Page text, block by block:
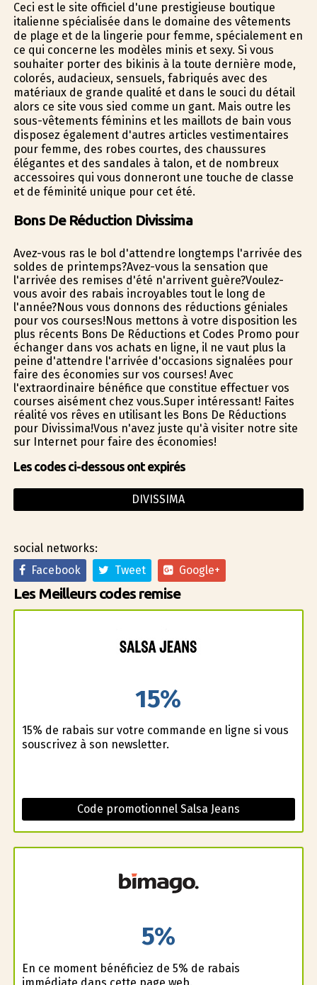
Ceci est le site officiel d'une prestigieuse boutique
italienne spécialisée dans le domaine des vêtements
de plage et de la lingerie pour femme, spécialement en
ce qui concerne les modèles minis et sexy. Si vous
souhaiter porter des bikinis à la toute dernière mode,
colorés, audacieux, sensuels, fabriqués avec des
matériaux de grande qualité et dans le souci du détail
alors ce site vous sied comme un gant. Mais outre les
sous-vêtements féminins et les maillots de bain vous
disposez également d'autres articles vestimentaires
pour femme, des robes courtes, des chaussures
élégantes et des sandales à talon, et de nombreux
accessoires qui vous donneront une touche de classe
et de féminité unique pour cet été.
Bons De Réduction Divissima
Avez-vous ras le bol d'attendre longtemps l'arrivée des
soldes de printemps?Avez-vous la sensation que
l'arrivée des remises d'été n'arrivent guère?Voulez-
vous avoir des rabais incroyables tout le long de
l'année?Nous vous donnons des réductions géniales
pour vos courses!Nous mettons à votre disposition les
plus récents Bons De Réductions et Codes Promo pour
échanger dans vos achats en ligne, il ne vaut plus la
peine d'attendre l'arrivée d'occasions signalées pour
faire des économies sur vos courses! Avec
l'extraordinaire bénéfice que constitue effectuer vos
courses aisément chez vous.Super intéressant! Faites
réalité vos rêves en utilisant les Bons De Réductions
pour Divissima!Vous n'avez juste qu'à visiter notre site
sur Internet pour faire des économies!
Les codes ci-dessous ont expirés
DIVISSIMA
social networks:
Facebook
Tweet Google+
Les Meilleurs codes remise
15%
15% de rabais sur votre commande en ligne si vous
souscrivez à son newsletter.
Code promotionnel Salsa Jeans
5%
En ce moment bénéficiez de 5% de rabais